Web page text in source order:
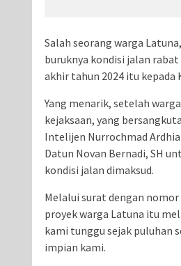
Salah seorang warga
buruknya kondisi jalan
akhir tahun 2024 itu kepada
Yang menarik, setelah
kejaksaan, yang
Intelijen Nurrochmad
Datun Novan Bernadi, SH
kondisi jalan dimaksud.
Melalui surat dengan
proyek warga Latuna itu
kami tunggu sejak puluhan
impian kami.